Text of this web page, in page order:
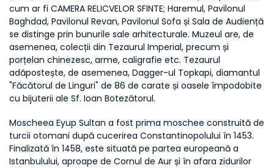
cum ar fi CAMERA RELICVELOR SFINTE; Haremul, Pavilonul
Baghdad, Pavilonul Revan, Pavilonul Sofa și Sala de Audiență
se distinge prin bunurile sale arhitecturale. Muzeul are, de
asemenea, colecții din Tezaurul Imperial, precum și
porțelan chinezesc, arme, caligrafie etc. Tezaurul
adăpostește, de asemenea, Dagger-ul Topkapi, diamantul
"Făcătorul de Linguri" de 86 de carate și oasele împodobite
cu bijuterii ale Sf. Ioan Botezătorul.
Moscheea Eyup Sultan a fost prima moschee construită de
turcii otomani după cucerirea Constantinopolului în 1453.
Finalizată în 1458, este situată pe partea europeană a
Istanbulului, aproape de Cornul de Aur și în afara zidurilor